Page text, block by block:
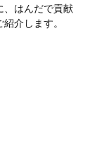
、はんだで貢献
介します。